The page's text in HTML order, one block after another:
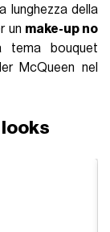
lunghezza della
un make-up no
tema bouquet
McQueen nel